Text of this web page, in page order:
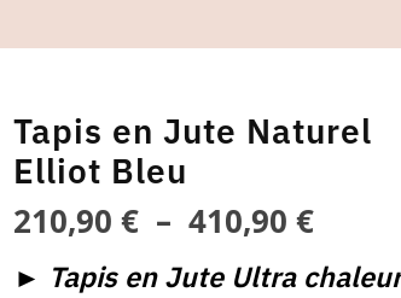
Tapis en Jute Naturel
Elliot Bleu
210,90€ – 410,90€
► Tapis en Jute Ultra